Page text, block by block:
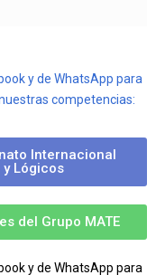
y de WhatsApp para
competencias:
Internacional
Lógicos
del Grupo MATE
y de WhatsApp para